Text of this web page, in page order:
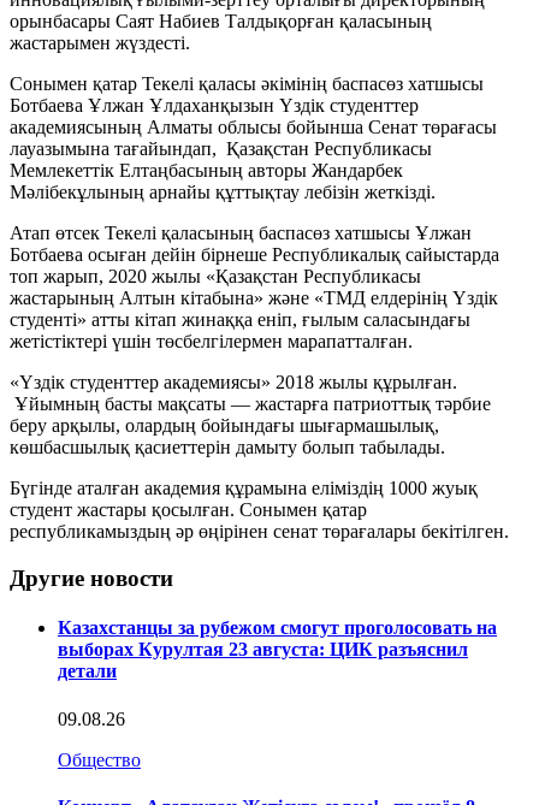
орынбасары Саят Набиев Талдықорған қаласының
жастарымен жүздесті.
Сонымен қатар Текелі қаласы әкімінің баспасөз хатшысы
Ботбаева Ұлжан Ұлдаханқызын Үздік студенттер
академиясының Алматы облысы бойынша Сенат төрағасы
лауазымына тағайындап, Қазақстан Республикасы
Мемлекеттік Елтаңбасының авторы Жандарбек
Мәлібекұлының арнайы құттықтау лебізін жеткізді.
Атап өтсек Текелі қаласының баспасөз хатшысы Ұлжан
Ботбаева осыған дейін бірнеше Республикалық сайыстарда
топ жарып, 2020 жылы «Қазақстан Республикасы
жастарының Алтын кітабына» және «ТМД елдерінің Үздік
студенті» атты кітап жинаққа еніп, ғылым саласындағы
жетістіктері үшін төсбелгілермен марапатталған.
«Үздік студенттер академиясы» 2018 жылы құрылған.
Ұйымның басты мақсаты — жастарға патриоттық тәрбие
беру арқылы, олардың бойындағы шығармашылық,
көшбасшылық қасиеттерін дамыту болып табылады.
Бүгінде аталған академия құрамына еліміздің 1000 жуық
студент жастары қосылған. Сонымен қатар
республикамыздың әр өңірінен сенат төрағалары бекітілген.
Другие новости
Казахстанцы за рубежом смогут проголосовать на
выборах Курултая 23 августа: ЦИК разъяснил
детали
09.08.26
Общество